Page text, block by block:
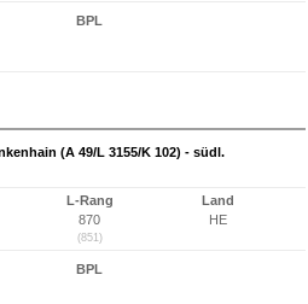
BPL
(A 49/L 3155/K 102) - südl.
L-Rang
870
(851)
Land
HE
BPL